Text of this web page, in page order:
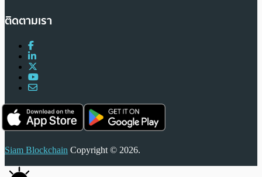
ติดตามเรา
Siam Blockchain Copyright © 2026.